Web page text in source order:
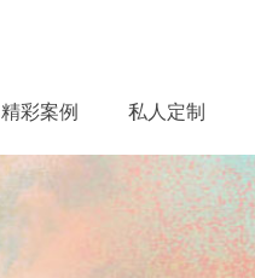
精彩案例 私人定制